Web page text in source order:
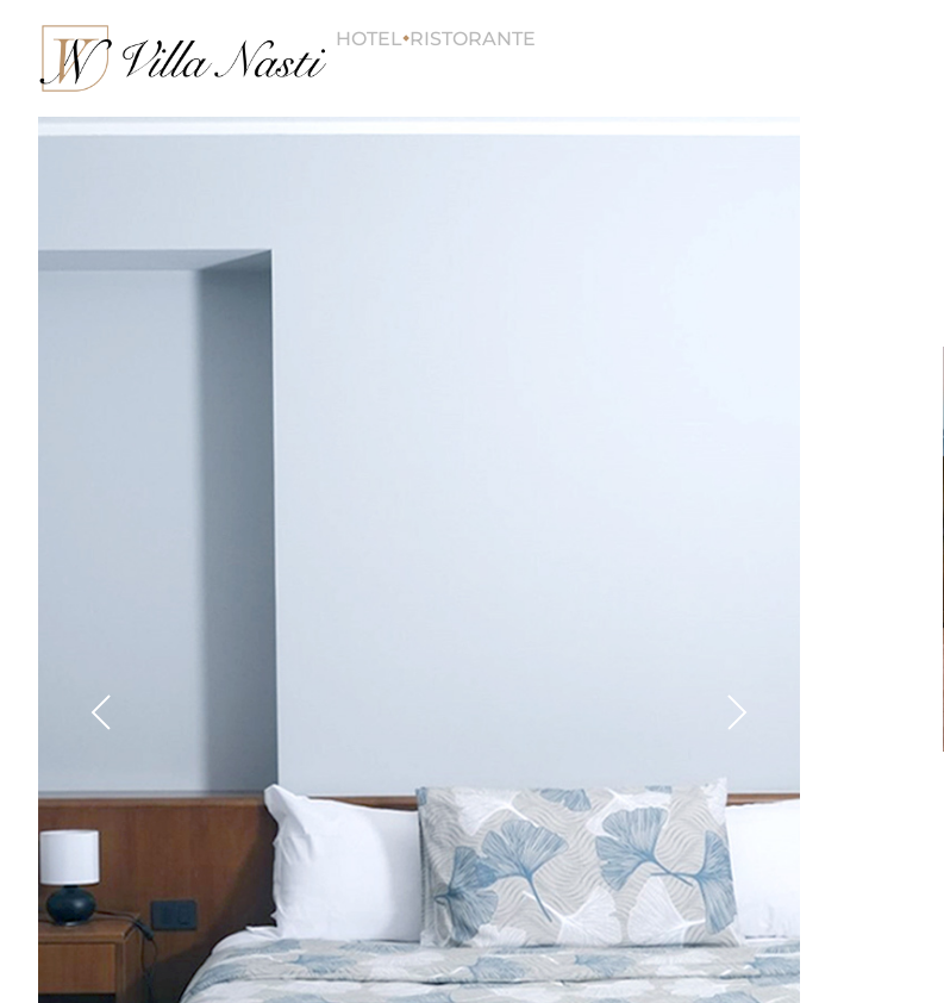
HOTEL RISTORANTE